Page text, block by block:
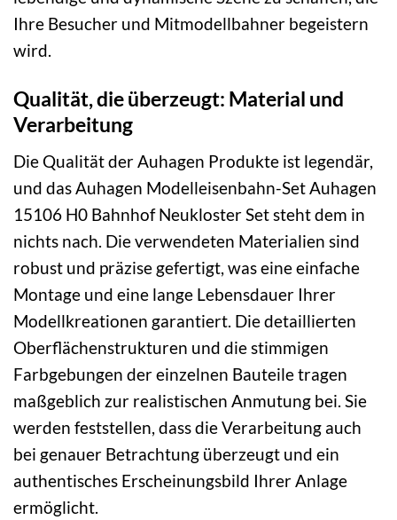
Ihre Besucher und Mitmodellbahner begeistern
wird.
Qualität, die überzeugt: Material und
Verarbeitung
Die Qualität der Auhagen Produkte ist legendär,
und das Auhagen Modelleisenbahn-Set Auhagen
15106 H0 Bahnhof Neukloster Set steht dem in
nichts nach. Die verwendeten Materialien sind
robust und präzise gefertigt, was eine einfache
Montage und eine lange Lebensdauer Ihrer
Modellkreationen garantiert. Die detaillierten
Oberflächenstrukturen und die stimmigen
Farbgebungen der einzelnen Bauteile tragen
maßgeblich zur realistischen Anmutung bei. Sie
werden feststellen, dass die Verarbeitung auch
bei genauer Betrachtung überzeugt und ein
authentisches Erscheinungsbild Ihrer Anlage
ermöglicht.